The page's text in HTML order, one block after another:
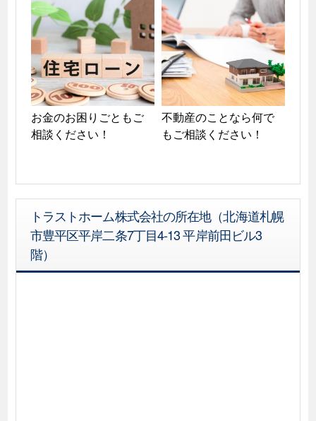
お金のお困りごともご
相談ください！
不動産のことなら何で
もご相談ください！
トラストホーム株式会社の所在地（北海道札幌
市豊平区平岸二条7丁目4-13 平岸前田ビル3
階）